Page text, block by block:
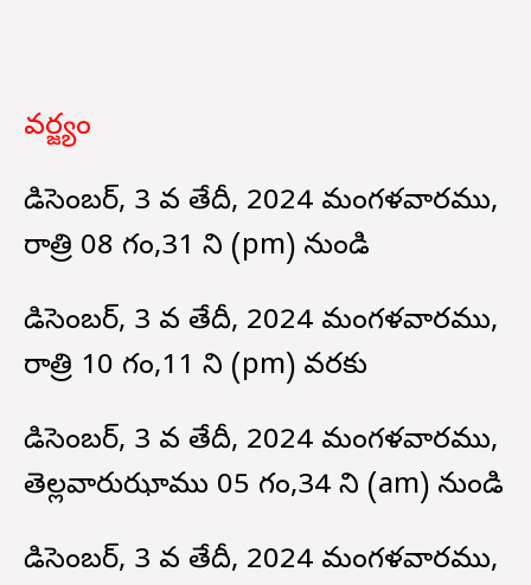
వర్జ్యం
డిసెంబర్, 3 వ తేదీ, 2024 మంగళవారము,
రాత్రి 08 గం,31 ని (pm) నుండి
డిసెంబర్, 3 వ తేదీ, 2024 మంగళవారము,
రాత్రి 10 గం,11 ని (pm) వరకు
డిసెంబర్, 3 వ తేదీ, 2024 మంగళవారము,
తెల్లవారుఝాము 05 గం,34 ని (am) నుండి
డిసెంబర్, 3 వ తేదీ, 2024 మంగళవారము,